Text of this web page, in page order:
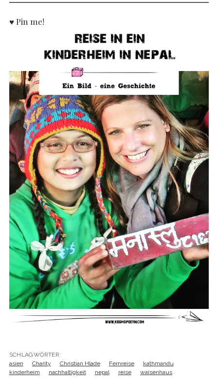
♥ Pin me!
SCHLAGWÖRTER:
asien
Charity Christian Hlade Fernreise
kathmandu
kinderheim
nachhaltigkeit nepal reise waisenhaus